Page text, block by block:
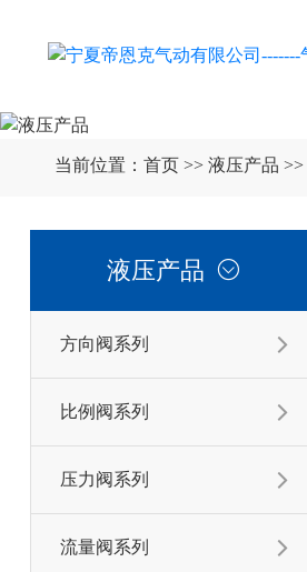
当前位置： 首页>> 液压产品 >>
液压产品 
方向阀系列 
比例阀系列 
压力阀系列 
流量阀系列 